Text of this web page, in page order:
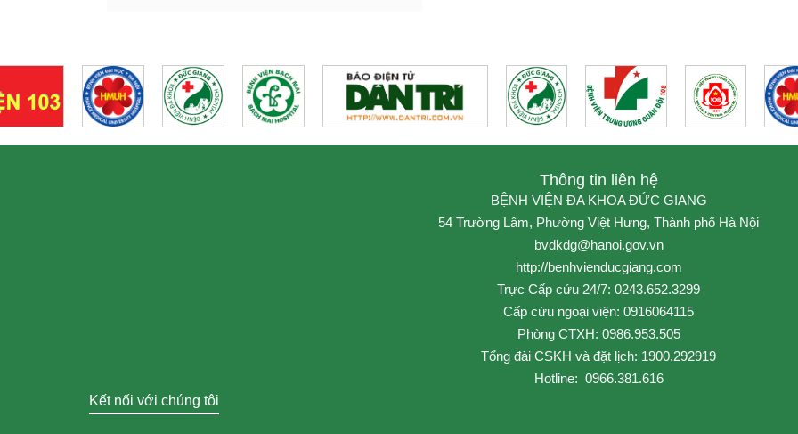
Thông tin liên hệ
BỆNH VIỆN ĐA KHOA ĐỨC GIANG
54 Trường Lâm, Phường Việt Hưng, Thành phố Hà Nội
bvdkdg@hanoi.gov.vn
http://benhvienducgiang.com
Trực Cấp cứu 24/7: 0243.652.3299
Cấp cứu ngoại viện: 0916064115
Phòng CTXH: 0986.953.505
Tổng đài CSKH và đặt lịch: 1900.292919
Hotline: 0966.381.616
Kết nối với chúng tôi